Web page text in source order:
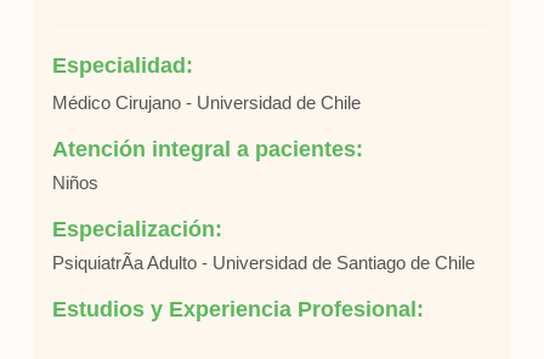
Especialidad:
Médico Cirujano - Universidad de Chile
Atención integral a pacientes:
Niños
Especialización:
PsiquiatrÃ­a Adulto - Universidad de Santiago de Chile
Estudios y Experiencia Profesional: